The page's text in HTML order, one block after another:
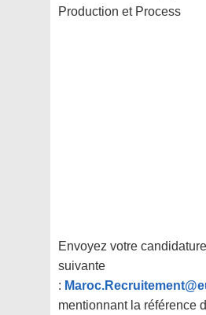
Production et Process
Envoyez votre
suivante
:
mentionnant la référence